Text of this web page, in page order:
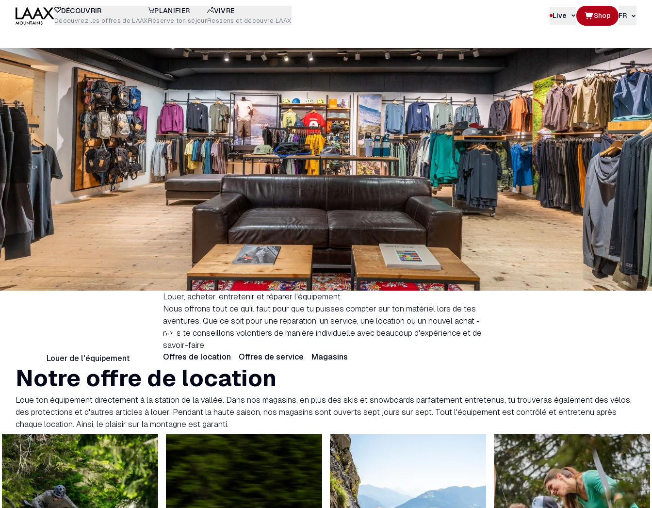
DÉCOUVRIR
Découvrez les offres de LAAX
PLANIFIER
Réserve ton séjour
VIVRE
Ressens et découvre LAAX
Live Shop FR
LAAX Rental
Louer de l'équipement
Louer, acheter, entretenir et réparer l'équipement.
Nous offrons tout ce qu'il faut pour que tu puisses compter sur ton matériel lors de tes
aventures. Que ce soit pour une réparation, un service, une location ou un nouvel achat -
nous te conseillons volontiers de manière individuelle avec beaucoup d'expérience et de
savoir-faire.
Offres de location
Offres de service Magasins
Notre offre de location
Loue ton équipement directement à la station de la vallée. Dans nos magasins, en plus des skis et snowboards parfaitement entretenus, tu trouveras également des vélos,
des protections et d'autres articles à louer. Pendant la haute saison, nos magasins sont ouverts sept jours sur sept. Tout l'équipement est contrôlé et entretenu après
chaque location. Ainsi, le plaisir sur la montagne est garanti.